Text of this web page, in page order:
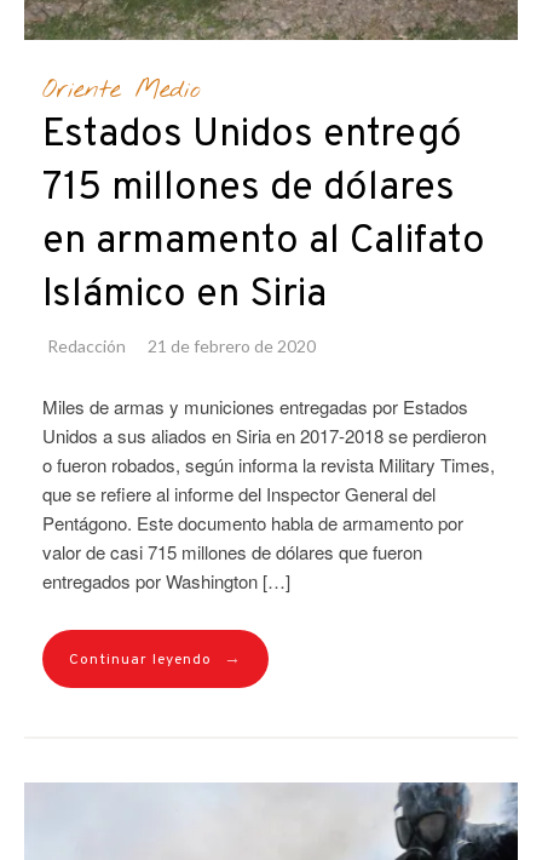
Oriente Medio
Estados Unidos entregó
715 millones de dólares
en armamento al Califato
Islámico en Siria
Redacción 21 de febrero de 2020
Miles de armas y municiones entregadas por Estados
Unidos a sus aliados en Siria en 2017-2018 se perdieron
o fueron robados, según informa la revista Military Times,
que se refiere al informe del Inspector General del
Pentágono. Este documento habla de armamento por
valor de casi 715 millones de dólares que fueron
entregados por Washington […]
Continuar leyendo →